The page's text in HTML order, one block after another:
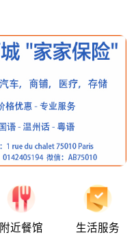
附近餐馆 生活服务